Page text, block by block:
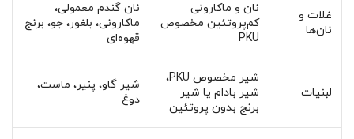
غلات و
نان‌ها
نان و ماکارونی
کم‌پروتئین مخصوص
PKU
نان گندم معمولی،
ماکارونی، بلغور، جو، برنج
قهوه‌ای
لبنیات
شیر مخصوص PKU،
شیر بادام یا شیر
برنج بدون پروتئین
شیر گاو، پنیر، ماست،
دوغ